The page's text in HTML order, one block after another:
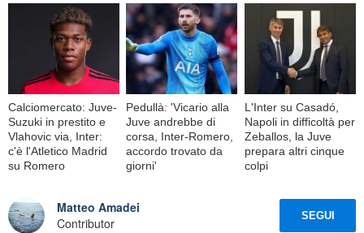
Calciomercato: Juve-
Suzuki in prestito e
Vlahovic via, Inter:
c'è l'Atletico Madrid
su Romero
Pedullà: 'Vicario alla
Juve andrebbe di
corsa, Inter-Romero,
accordo trovato da
giorni'
L'Inter su Casadó,
Napoli in difficoltà per
Zeballos, la Juve
prepara altri cinque
colpi
Matteo Amadei
Contributor
SEGUI